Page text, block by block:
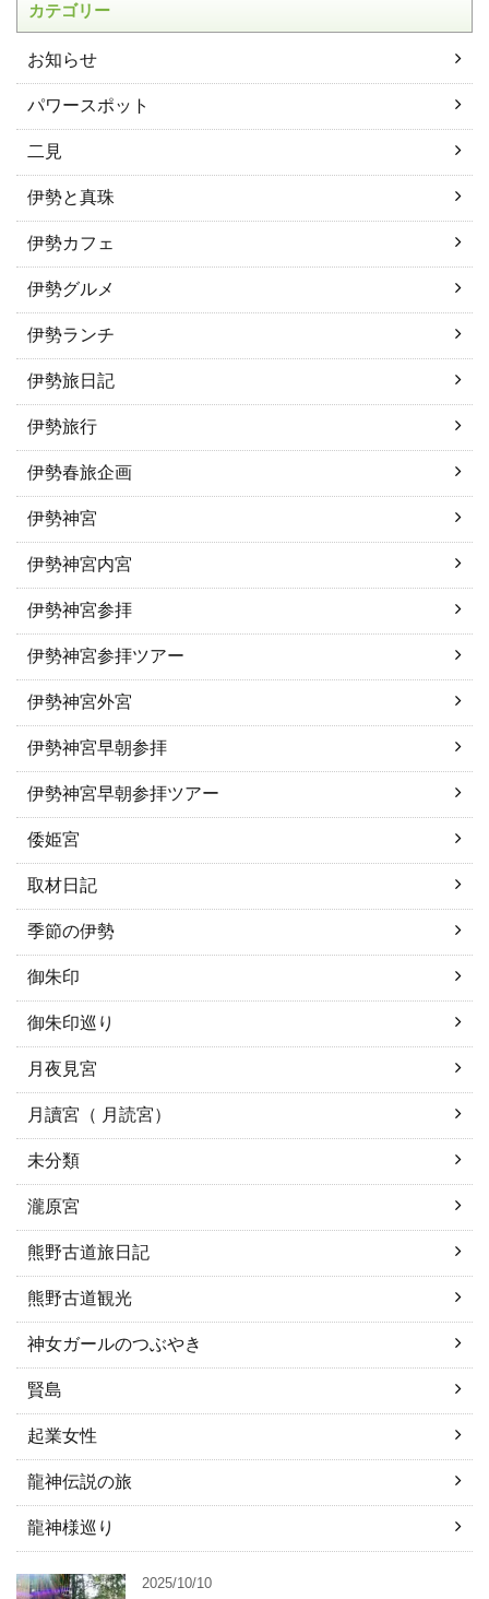
カテゴリー
お知らせ
パワースポット
二見
伊勢と真珠
伊勢カフェ
伊勢グルメ
伊勢ランチ
伊勢旅日記
伊勢旅行
伊勢春旅企画
伊勢神宮
伊勢神宮内宮
伊勢神宮参拝
伊勢神宮参拝ツアー
伊勢神宮外宮
伊勢神宮早朝参拝
伊勢神宮早朝参拝ツアー
倭姫宮
取材日記
季節の伊勢
御朱印
御朱印巡り
月夜見宮
月讀宮（ 月読宮）
未分類
瀧原宮
熊野古道旅日記
熊野古道観光
神女ガールのつぶやき
賢島
起業女性
龍神伝説の旅
龍神様巡り
2025/10/10